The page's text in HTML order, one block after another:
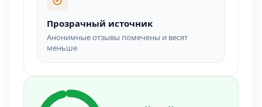
Прозрачный источник
Анонимные отзывы помечены и весят
меньше